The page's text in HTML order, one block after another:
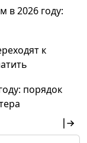
в 2026 году:
к
порядок